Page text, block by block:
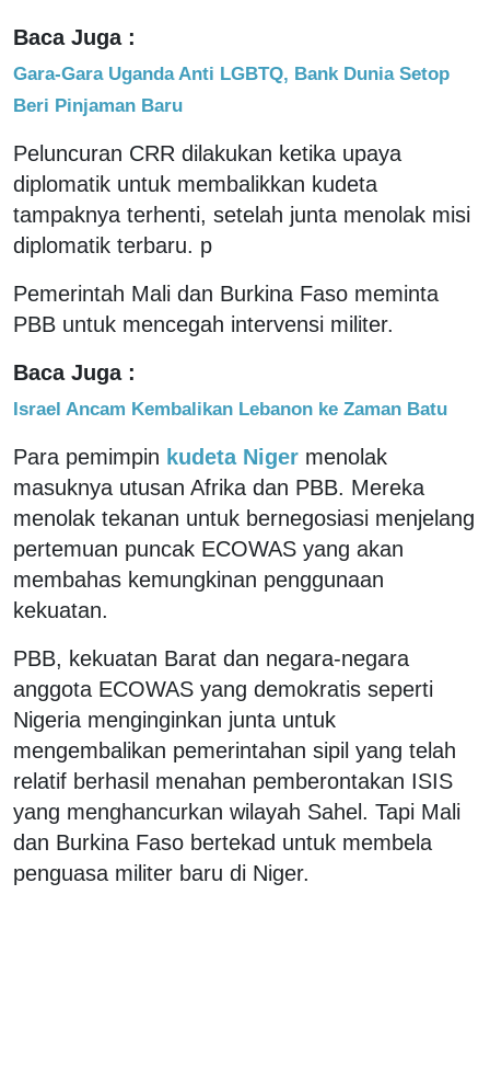
Baca Juga :
Gara-Gara Uganda Anti LGBTQ, Bank Dunia Setop
Beri Pinjaman Baru
Peluncuran CRR dilakukan ketika upaya
diplomatik untuk membalikkan kudeta
tampaknya terhenti, setelah junta menolak misi
diplomatik terbaru. p
Pemerintah Mali dan Burkina Faso meminta
PBB untuk mencegah intervensi militer.
Baca Juga :
Israel Ancam Kembalikan Lebanon ke Zaman Batu
Para pemimpin kudeta Niger menolak
masuknya utusan Afrika dan PBB. Mereka
menolak tekanan untuk bernegosiasi menjelang
pertemuan puncak ECOWAS yang akan
membahas kemungkinan penggunaan
kekuatan.
PBB, kekuatan Barat dan negara-negara
anggota ECOWAS yang demokratis seperti
Nigeria menginginkan junta untuk
mengembalikan pemerintahan sipil yang telah
relatif berhasil menahan pemberontakan ISIS
yang menghancurkan wilayah Sahel. Tapi Mali
dan Burkina Faso bertekad untuk membela
penguasa militer baru di Niger.